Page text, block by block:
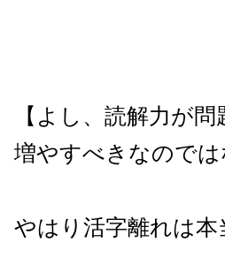
【よし、読解力が
増やすべきなのでは
やはり活字離れは本